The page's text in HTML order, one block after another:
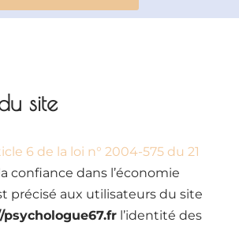
site
6 de la loi n° 2004-575 du 21
confiance dans l’économie
précisé aux utilisateurs du site
l’identité des